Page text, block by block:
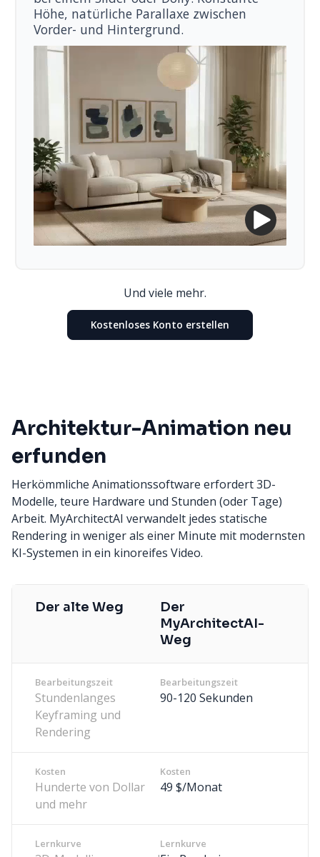
Höhe, natürliche Parallaxe zwischen
Vorder- und Hintergrund.
Und viele mehr.
Kostenloses Konto erstellen
Architektur-Animation neu
erfunden
Herkömmliche Animationssoftware erfordert 3D-
Modelle, teure Hardware und Stunden (oder Tage)
Arbeit. MyArchitectAI verwandelt jedes statische
Rendering in weniger als einer Minute mit modernsten
KI-Systemen in ein kinoreifes Video.
Der alte Weg
Der
MyArchitectAI-
Weg
Bearbeitungszeit
Stundenlanges
Keyframing und
Rendering
Bearbeitungszeit
90-120 Sekunden
Kosten
Hunderte von Dollar
und mehr
Kosten
49 $/Monat
Lernkurve Lernkurve